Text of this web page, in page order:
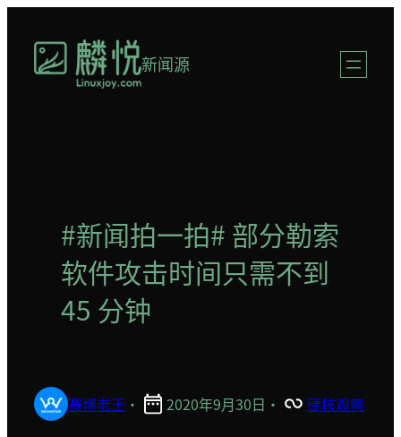
新闻源
#新闻拍一拍# 部分勒索
软件攻击时间只需不到
45 分钟
赛博老王 · 2020年9月30日 · 硬核观察